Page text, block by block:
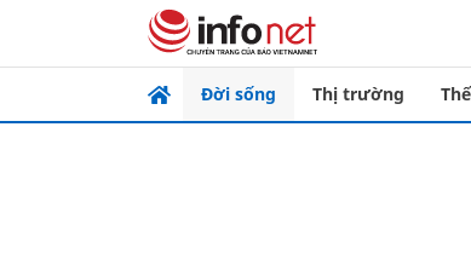
Đời sống Thị trường